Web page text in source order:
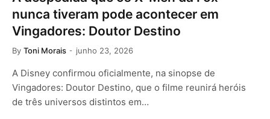
nunca tiveram pode acontecer em
Vingadores: Doutor Destino
By Toni Morais junho 23, 2026
A Disney confirmou oficialmente, na sinopse de
Vingadores: Doutor Destino, que o filme reunirá heróis
de três universos distintos em…